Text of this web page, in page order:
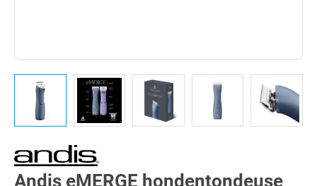
Andis eMERGE hondentondeuse